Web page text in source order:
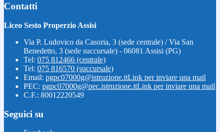
Contatti
Liceo Sesto Properzio Assisi
Via P. Ludovico da Casoria, 3 (sede centrale) / Via San
Benedetto, 3 (sede succursale) - 06081 Assisi (PG)
Tel: 075 812466 (centrale)
Tel: 075 816570 (succursale)
Email: pgpc07000g@istruzione.itLink per inviare una mail
PEC: pgpc07000g@pec.istruzione.itLink per inviare una mail
C.F.: 80012220549
Seguici su